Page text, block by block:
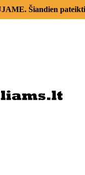
Šiandien